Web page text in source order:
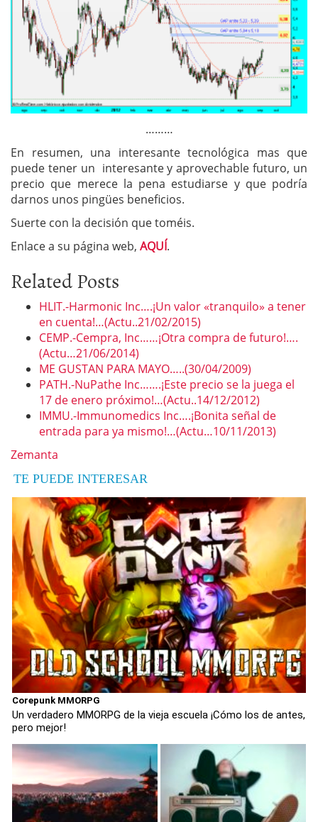
………
En resumen, una interesante tecnológica mas que
puede tener un interesante y aprovechable futuro, un
precio que merece la pena estudiarse y que podría
darnos unos pingües beneficios.
Suerte con la decisión que toméis.
Enlace a su página web, AQUÍ.
Related Posts
HLIT.-Harmonic Inc….¡Un valor «tranquilo» a tener
en cuenta!…(Actu..21/02/2015)
CEMP.-Cempra, Inc……¡Otra compra de futuro!….
(Actu…21/06/2014)
ME GUSTAN PARA MAYO…..(30/04/2009)
PATH.-NuPathe Inc…….¡Este precio se la juega el
17 de enero próximo!…(Actu..14/12/2012)
IMMU.-Immunomedics Inc….¡Bonita señal de
entrada para ya mismo!…(Actu…10/11/2013)
Zemanta
TE PUEDE INTERESAR
Corepunk MMORPG
Un verdadero MMORPG de la vieja escuela ¡Cómo los de antes,
pero mejor!